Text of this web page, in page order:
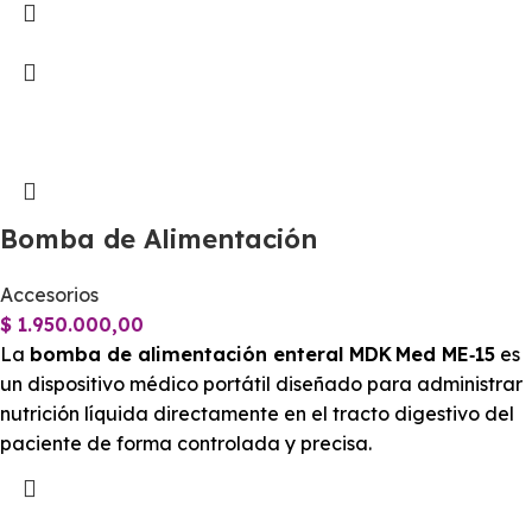
Bomba de Alimentación
Accesorios
$ 1.950.000,00
La bomba de alimentación enteral MDK Med ME‑15 es
un dispositivo médico portátil diseñado para administrar
nutrición líquida directamente en el tracto digestivo del
paciente de forma controlada y precisa.